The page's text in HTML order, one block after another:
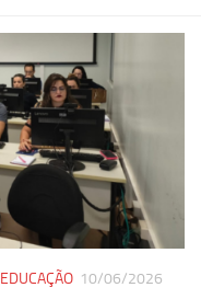
EDUCAÇÃO 10/06/2026